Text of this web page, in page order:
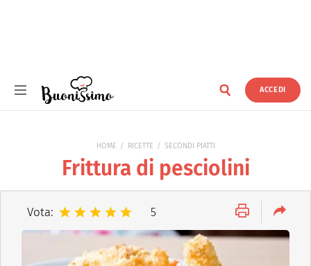
ACCEDI
HOME RICETTE SECONDI PIATTI
Frittura di pesciolini
Vota: 5